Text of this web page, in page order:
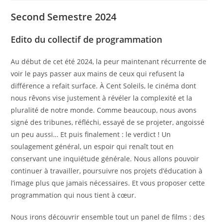
Second Semestre 2024
Edito du collectif de programmation
Au début de cet été 2024, la peur maintenant récurrente de
voir le pays passer aux mains de ceux qui refusent la
différence a refait surface. À Cent Soleils, le cinéma dont
nous rêvons vise justement à révéler la complexité et la
pluralité de notre monde. Comme beaucoup, nous avons
signé des tribunes, réfléchi, essayé de se projeter, angoissé
un peu aussi… Et puis finalement : le verdict ! Un
soulagement général, un espoir qui renaît tout en
conservant une inquiétude générale. Nous allons pouvoir
continuer à travailler, poursuivre nos projets d’éducation à
l’image plus que jamais nécessaires. Et vous proposer cette
programmation qui nous tient à cœur.
Nous irons découvrir ensemble tout un panel de films : des